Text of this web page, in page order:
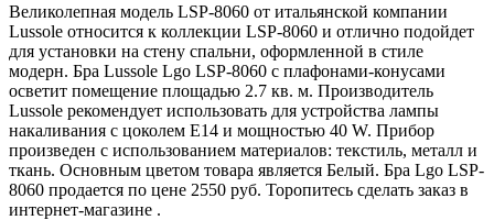
Великолепная модель LSP-8060 от итальянской компании
Lussole относится к коллекции LSP-8060 и отлично подойдет
для установки на стену спальни, оформленной в стиле
модерн. Бра Lussole Lgo LSP-8060 с плафонами-конусами
осветит помещение площадью 2.7 кв. м. Производитель
Lussole рекомендует использовать для устройства лампы
накаливания с цоколем E14 и мощностью 40 W. Прибор
произведен с использованием материалов: текстиль, металл и
ткань. Основным цветом товара является Белый. Бра Lgo LSP-
8060 продается по цене 2550 руб. Торопитесь сделать заказ в
интернет-магазине .